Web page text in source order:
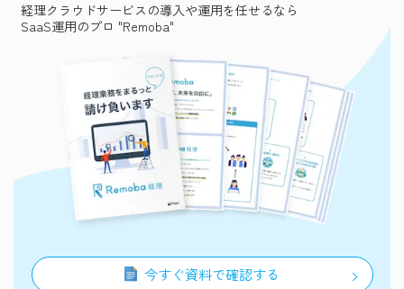
経理クラウドサービスの導入や運用を任せるなら
SaaS運用のプロ "Remoba"
今すぐ資料で確認する